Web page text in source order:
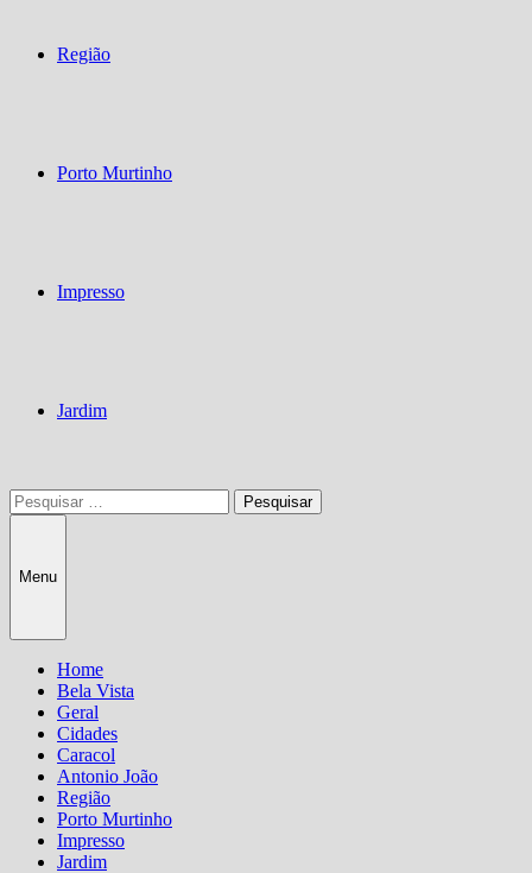
Região
Porto Murtinho
Impresso
Jardim
Pesquisar
por:
Menu
Home
Bela Vista
Geral
Cidades
Caracol
Antonio João
Região
Porto Murtinho
Impresso
Jardim